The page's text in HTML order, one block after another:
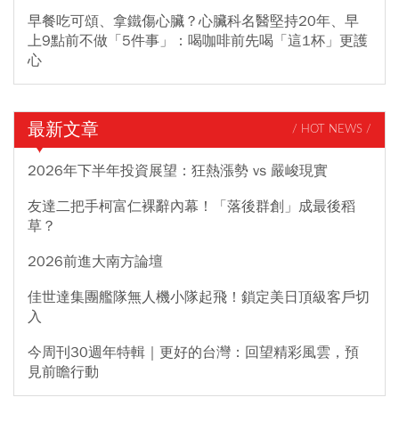
早餐吃可頌、拿鐵傷心臟？心臟科名醫堅持20年、早
上9點前不做「5件事」：喝咖啡前先喝「這1杯」更護
心
最新文章 / HOT NEWS /
2026年下半年投資展望：狂熱漲勢 vs 嚴峻現實
友達二把手柯富仁裸辭內幕！「落後群創」成最後稻
草？
2026前進大南方論壇
佳世達集團艦隊無人機小隊起飛！鎖定美日頂級客戶切
入
今周刊30週年特輯｜更好的台灣：回望精彩風雲，預
見前瞻行動